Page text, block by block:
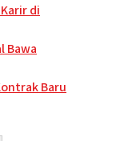
di
Bawa
Baru